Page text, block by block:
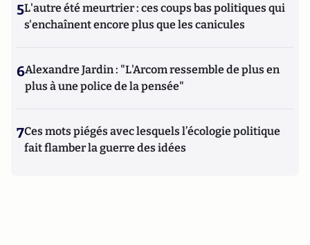
5L'autre été meurtrier : ces coups bas politiques qui
s'enchaînent encore plus que les canicules
6Alexandre Jardin : "L'Arcom ressemble de plus en
plus à une police de la pensée"
7Ces mots piégés avec lesquels l’écologie politique
fait flamber la guerre des idées